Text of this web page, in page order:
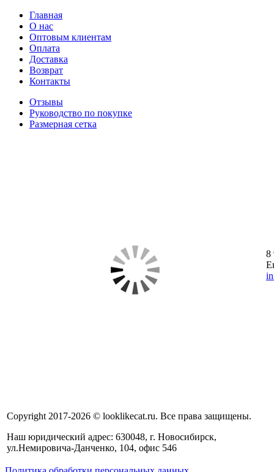
Главная
О нас
Оптовым клиентам
Оплата
Доставка
Возврат
Контакты
Отзывы
Руководство по покупке
Размерная сетка
Copyright 2017-2026 © looklikecat.ru. Все права защищены.
Наш юридический адрес: 630048, г. Новосибирск,
ул.Немировича-Данченко, 104, офис 546
8